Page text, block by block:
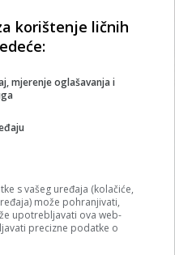
korištenje ličnih
mjerenje oglašavanja i
s vašeg uređaja (kolačiće,
može pohranjivati,
upotrebljavati ova web-
precizne podatke o